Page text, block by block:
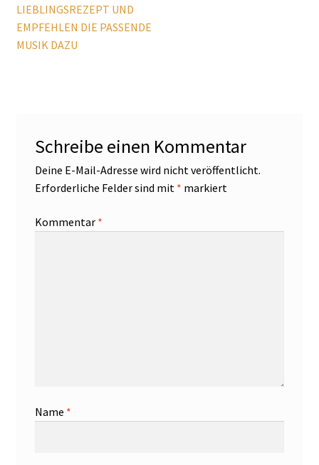
LIEBLINGSREZEPT UND
EMPFEHLEN DIE PASSENDE
MUSIK DAZU
Schreibe einen Kommentar
Deine E-Mail-Adresse wird nicht veröffentlicht.
Erforderliche Felder sind mit * markiert
Kommentar *
Name *